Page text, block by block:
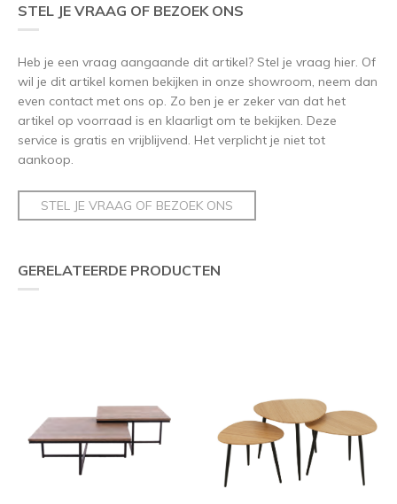
STEL JE VRAAG OF BEZOEK ONS
Heb je een vraag aangaande dit artikel? Stel je vraag hier. Of
wil je dit artikel komen bekijken in onze showroom, neem dan
even contact met ons op. Zo ben je er zeker van dat het
artikel op voorraad is en klaarligt om te bekijken. Deze
service is gratis en vrijblijvend. Het verplicht je niet tot
aankoop.
STEL JE VRAAG OF BEZOEK ONS
GERELATEERDE PRODUCTEN